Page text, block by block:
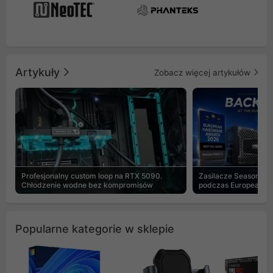
Artykuły Zobacz więcej artykułów
Profesjonalny custom loop na RTX 5090.
Chłodzenie wodne bez kompromisów
Zasilacze Seasonic
podczas European
Popularne kategorie w sklepie